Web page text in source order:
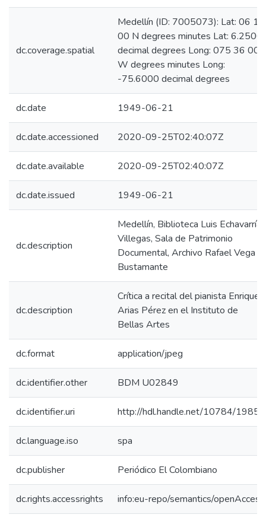
dc.coverage.spatial
Medellín (ID: 7005073): Lat: 06 15
00 N degrees minutes Lat: 6.2500
decimal degrees Long: 075 36 00
W degrees minutes Long:
-75.6000 decimal degrees
dc.date 1949-06-21
dc.date.accessioned 2020-09-25T02:40:07Z
dc.date.available 2020-09-25T02:40:07Z
dc.date.issued 1949-06-21
dc.description
Medellín, Biblioteca Luis Echavarría
Villegas, Sala de Patrimonio
Documental, Archivo Rafael Vega
Bustamante
dc.description
Crítica a recital del pianista Enrique
Arias Pérez en el Instituto de
Bellas Artes
dc.format application/jpeg
dc.identifier.other BDM U02849
dc.identifier.uri http://hdl.handle.net/10784/19854
dc.language.iso spa
dc.publisher Periódico El Colombiano
dc.rights.accessrights info:eu-repo/semantics/openAccess